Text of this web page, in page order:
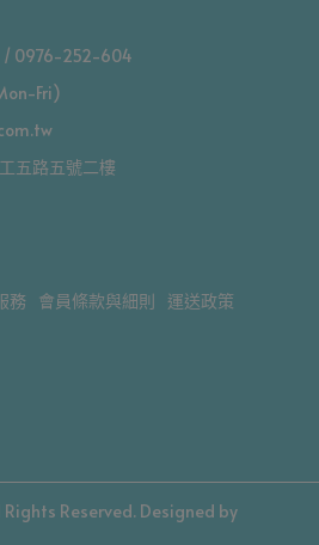
/ 0976-252-604
Fri)
五路五號二樓
務 會員條款與細則
運送政策
Reserved. Designed by